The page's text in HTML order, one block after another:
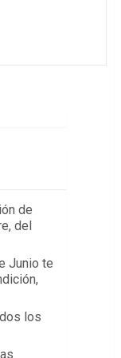
de
del
Junio te
los